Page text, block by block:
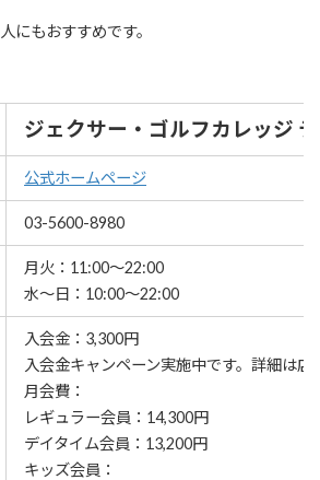
にもおすすめです。
ジェクサー・ゴルフカレッジ
公式ホームページ
03-5600-8980
月火：11:00～22:00
水～日：10:00～22:00
入会金：3,300円
⼊会⾦キャンペーン実施中です。詳細は
月会費：
レギュラー会員：14,300円
デイタイム会員：13,200円
キッズ会員：